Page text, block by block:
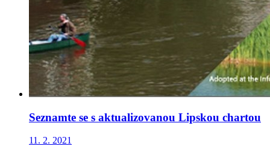
Seznamte se s aktualizovanou Lipskou chartou
11. 2. 2021